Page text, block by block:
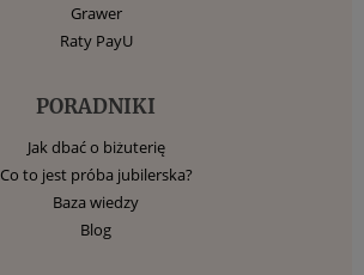
Grawer
Raty PayU
PORADNIKI
Jak dbać o biżuterię
Co to jest próba jubilerska?
Baza wiedzy
Blog